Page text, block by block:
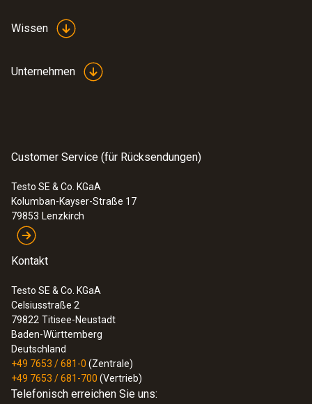
Wissen
Unternehmen
Customer Service (für Rücksendungen)
Testo SE & Co. KGaA
Kolumban-Kayser-Straße 17
79853 Lenzkirch
Kontakt
Testo SE & Co. KGaA
Celsiusstraße 2
79822 Titisee-Neustadt
Baden-Württemberg
Deutschland
+49 7653 / 681-0 (Zentrale)
+49 7653 / 681-700 (Vertrieb)
Telefonisch erreichen Sie uns: